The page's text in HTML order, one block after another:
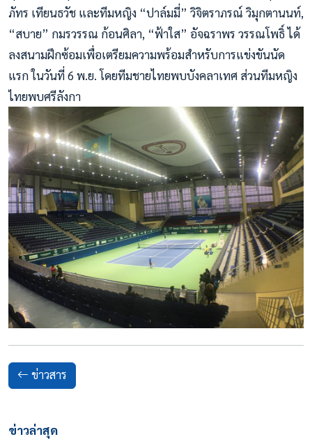
ภัทร เทียนธวัช และทีมหญิง “ปาล์มมี่” วิจิตราภรณ์ วิมุกตานนท์,
“สบาย” กมรวรรณ ก้อนศิลา, “ฟ้าใส” อัจฉราพร วรรณโพธิ์ ได้
ลงสนามฝึกซ้อมเพื่อเตรียมความพร้อมสำหรับการแข่งขันนัด
แรก ในวันที่ 6 พ.ย. โดยทีมชายไทยพบบังคลาเทศ ส่วนทีมหญิง
ไทยพบศรีลังกา
ข่าวสาร
ข่าวล่าสุด